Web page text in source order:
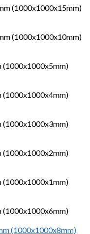
(1000x1000x15mm)
(1000x1000x10mm)
(1000x1000x5mm)
(1000x1000x4mm)
(1000x1000x3mm)
(1000x1000x2mm)
(1000x1000x1mm)
(1000x1000x6mm)